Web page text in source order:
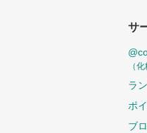
サ
（
ラ
ポ
ブ